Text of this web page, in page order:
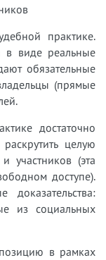
практике.
в виде реальные
обязательные
(прямые
достаточно
целую
участников (эта
доступе).
из социальных
в рамках